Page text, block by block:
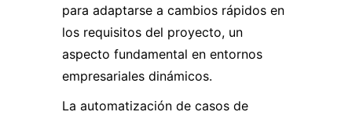
para adaptarse a cambios rápidos en
los requisitos del proyecto, un
aspecto fundamental en entornos
empresariales dinámicos.
La automatización de casos de